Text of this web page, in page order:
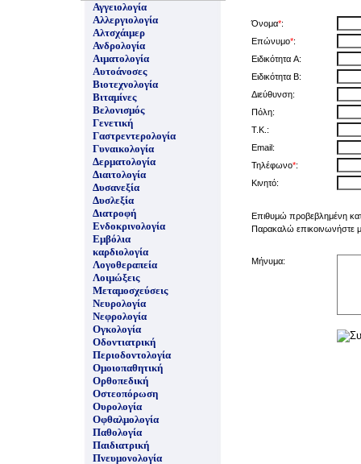
Αγγειολογία
Αλλεργιολογία
Αλτσχάιμερ
Ανδρολογία
Αιματολογία
Αυτοάνοσες
Βιοτεχνολογία
Βιταμίνες
Βελονισμός
Γενετική
Γαστρεντερολογία
Γυναικολογία
Δερματολογία
Διαιτολογία
Δυσανεξία
Δυσλεξία
Διατροφή
Ενδοκρινολογία
Εμβόλια
καρδιολογία
Λογοθεραπεία
Λοιμώξεις
Μεταμοσχεύσεις
Νευρολογία
Νεφρολογία
Ογκολογία
Οδοντιατρική
Περιοδοντολογία
Ομοιοπαθητική
Ορθοπεδική
Οστεοπόρωση
Ουρολογία
Οφθαλμολογία
Παθολογία
Παιδιατρική
Πνευμονολογία
Όνομα*:
Επώνυμο*:
Ειδικότητα A:
Ειδικότητα B:
Διεύθυνση:
Πόλη:
Τ.Κ.:
Email:
Τηλέφωνο*:
Κινητό:
Επιθυμώ προβεβλημένη
Παρακαλώ επικοινωνήστε
Μήνυμα: